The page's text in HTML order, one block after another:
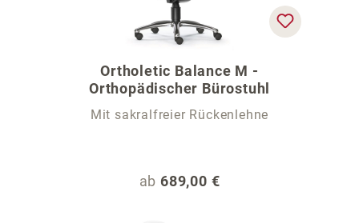
Ortholetic Balance M -
Orthopädischer Bürostuhl
Mit sakralfreier Rückenlehne
Regulärer Preis:
ab 689,00 €